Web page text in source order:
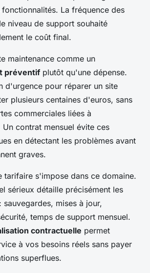
La fréquence des
niveau de support souhaité
le coût final.
maintenance comme un
préventif plutôt qu'une dépense.
d'urgence pour réparer un site
plusieurs centaines d'euros, sans
commerciales liées à
contrat mensuel évite ces
en détectant les problèmes avant
graves.
tarifaire s'impose dans ce domaine.
sérieux détaille précisément les
sauvegardes, mises à jour,
temps de support mensuel.
contractuelle permet
à vos besoins réels sans payer
superflues.